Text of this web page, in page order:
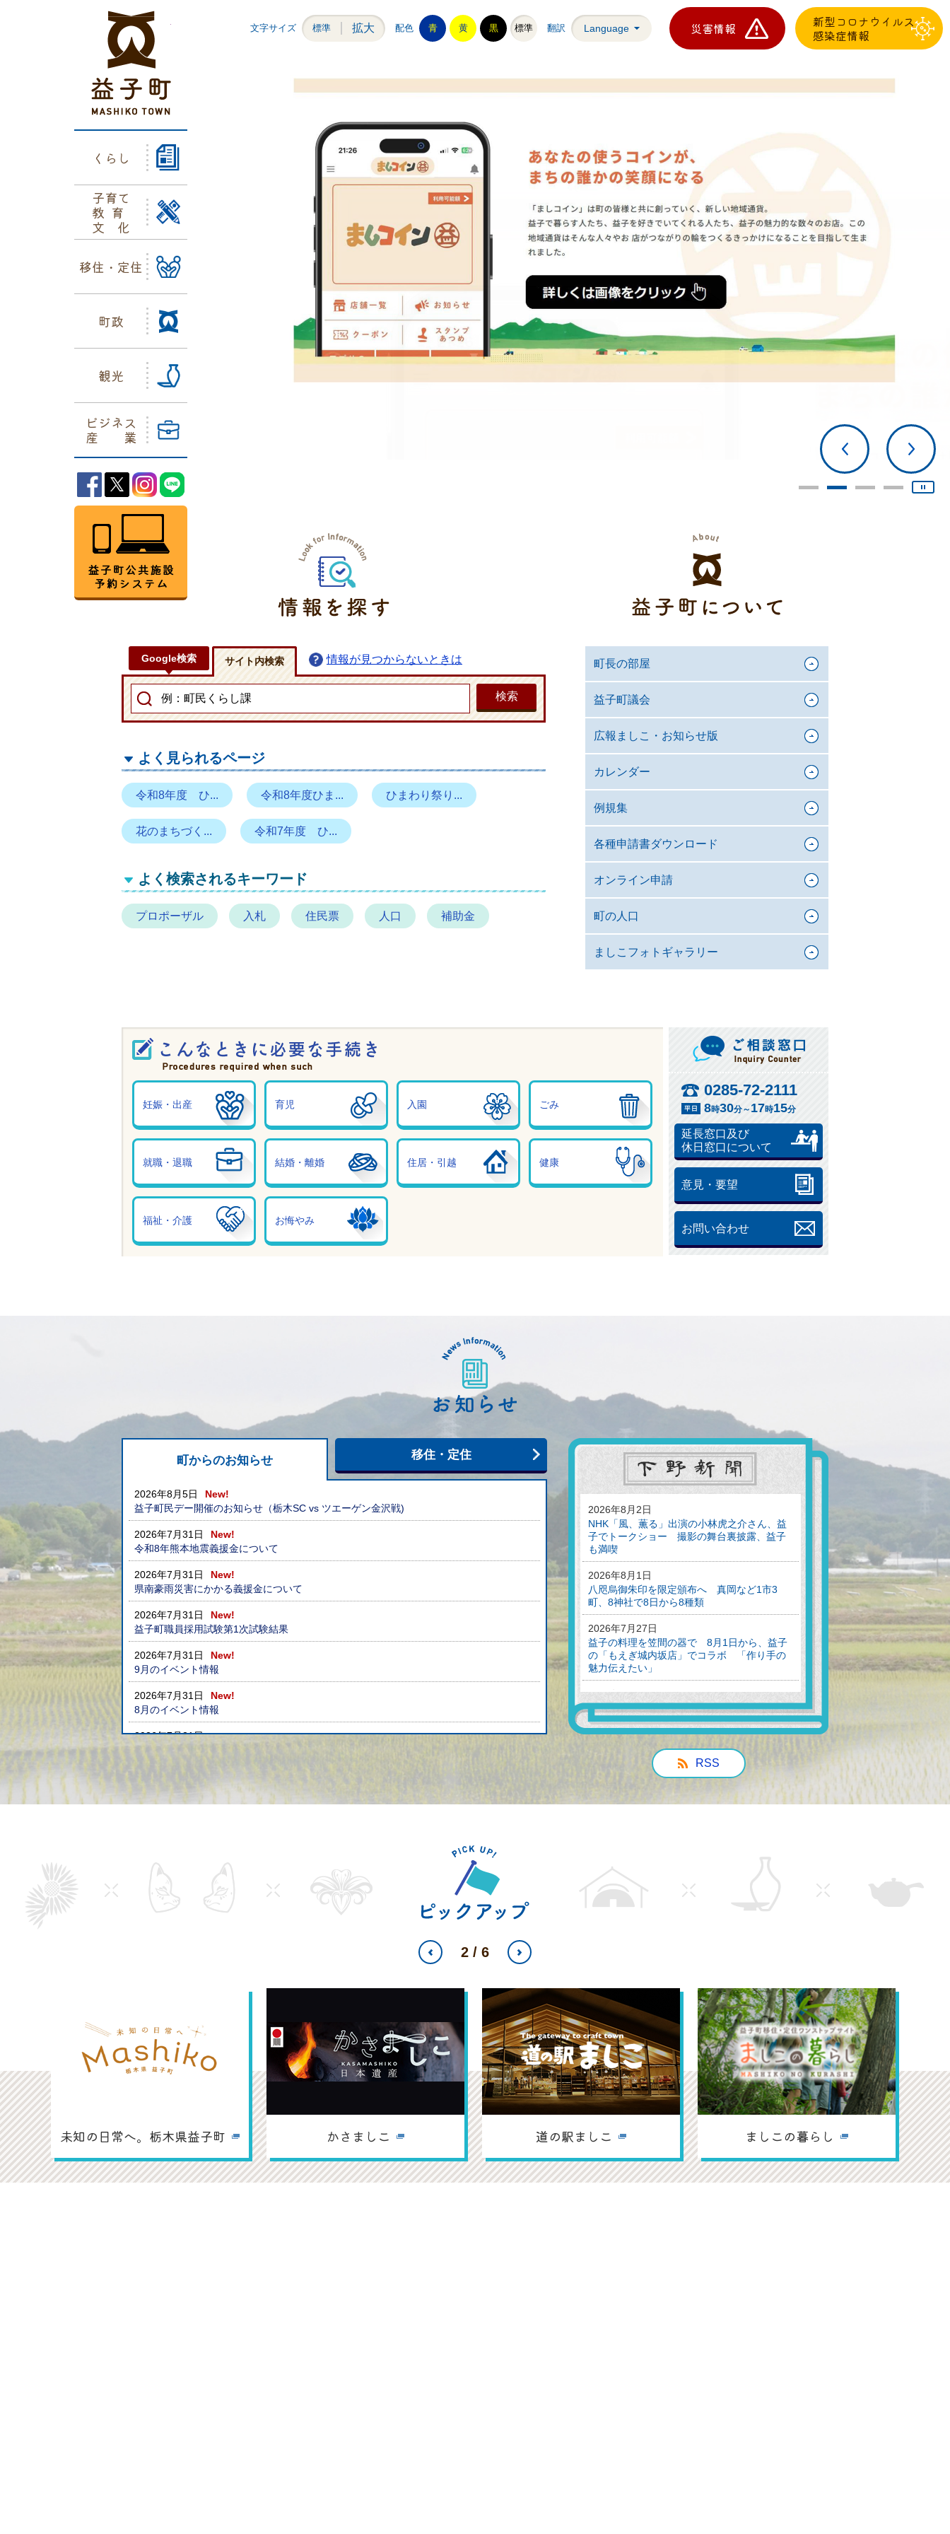
くらし
子育て
教育
文化
移住・定住
町政
観光
ビジネス
産業
益子町Facebook
益子町Twitter
益子町Instagram
文字サイズ 標準 拡大 配色 青 黄 黒 標準 翻訳 Language 災害情報
新型コロナウイルス
感染症情報
Previous
1 2 3 4
Google検索 サイト内検索 情報が見つからないときは
よく見られるページ
令和8年度 ひ... 令和8年度ひま... ひまわり祭り...
花のまちづく... 令和7年度 ひ...
よく検索されるキーワード
プロポーザル 入札 住民票 人口 補助金
町長の部屋
益子町議会
広報ましこ・お知らせ版
カレンダー
例規集
各種申請書ダウンロード
オンライン申請
町の人口
ましこフォトギャラリー
妊娠・出産 育児 入園 ごみ
就職・退職 結婚・離婚 住居・引越 健康
福祉・介護 お悔やみ
0285-72-2111
8時30分～ 17時15分
延長窓口及び
休日窓口について
意見・要望
お問い合わせ
町からのお知らせ 移住・定住
2026年8月5日
New!
益子町民デー開催のお知らせ（栃木SC vs ツエーゲン金沢戦)
2026年7月31日
New!
令和8年熊本地震義援金について
2026年7月31日
New!
県南豪雨災害にかかる義援金について
2026年7月31日
New!
益子町職員採用試験第1次試験結果
2026年7月31日
New!
9月のイベント情報
2026年7月31日
New!
8月のイベント情報
2026年7月21日
2026年7月18日
町民センタープール一般開放のお知らせ【7月18日(土)～8月31日(月)】
ましこ元気アップ商品券について
下野新聞
2026年8月2日
NHK「風、薫る」出演の小林虎之介さん、益
子でトークショー 撮影の舞台裏披露、益子
も満喫
2026年8月1日
八咫烏御朱印を限定頒布へ 真岡など1市3
町、8神社で8日から8種類
2026年7月27日
益子の料理を笠間の器で 8月1日から、益子
の「もえぎ城内坂店」でコラボ 「作り手の
魅力伝えたい」
2026年7月19日
「火の滝のよう」 栃木県益子町で手筒花火
披露 迫力の火柱が観衆魅了
益子町初の図書館、建設着工へ地鎮祭 栃木
県市町で唯一未整備 2027年秋に完成予定
RSS
Previous
未知の日常へ。栃木県益子町 かさましこ
詳細を見る
道の駅ましこ
詳細を見る
ましこの暮らし
2 / 6